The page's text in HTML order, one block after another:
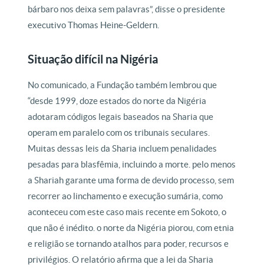
bárbaro nos deixa sem palavras”, disse o presidente
executivo Thomas Heine-Geldern.
Situação difícil na Nigéria
No comunicado, a Fundação também lembrou que
“desde 1999, doze estados do norte da Nigéria
adotaram códigos legais baseados na Sharia que
operam em paralelo com os tribunais seculares.
Muitas dessas leis da Sharia incluem penalidades
pesadas para blasfêmia, incluindo a morte. pelo menos
a Shariah garante uma forma de devido processo, sem
recorrer ao linchamento e execução sumária, como
aconteceu com este caso mais recente em Sokoto, o
que não é inédito. o norte da Nigéria piorou, com etnia
e religião se tornando atalhos para poder, recursos e
privilégios. O relatório afirma que a lei da Sharia